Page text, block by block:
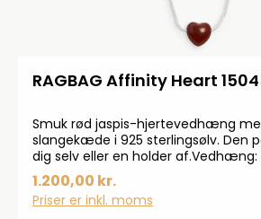
RAGBAG Affinity Heart
Smuk rød jaspis-hjertevedhæng
slangekæde i 925 sterlingsølv. Den
dig selv eller en holder af.Vedhæng:
cm.Kædens længde: 42 cm.
1.200,00 kr.
Priser er inkl. moms